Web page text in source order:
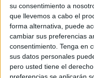
su consentimiento a
que llevemos a cabo el
forma alternativa, puede
cambiar sus preferencias
consentimiento. Tenga en
sus datos personales
pero usted tiene el
preferencias se aplicarán
Bienvenidos a un
Andujar. Hoy
educadores y padres:
lápiz, una habilidad
SEGUIR LEYENDO